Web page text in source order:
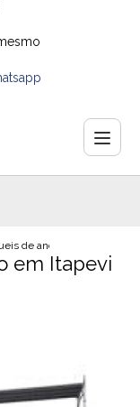
na zona leste
de andaime preco em
em Itapevi